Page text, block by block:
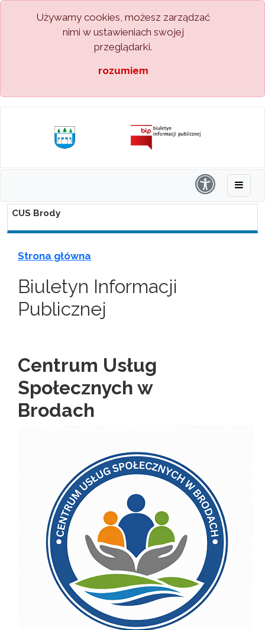
Używamy cookies, możesz zarządzać
nimi w ustawieniach swojej
przeglądarki.
rozumiem
CUS Brody
Strona główna
Biuletyn Informacji
Publicznej
Centrum Usług
Społecznych w
Brodach